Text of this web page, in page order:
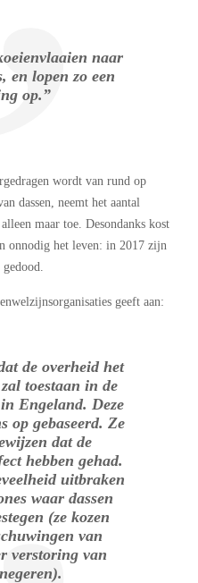
naar
en lopen zo een
op.”
wordt van rund op
dassen, neemt het aantal
maar toe. Desondanks kost
onnodig het leven: in 2017 zijn
geeft aan:
de overheid het
toestaan in de
Engeland. Deze
op gebaseerd. Ze
dat de
hebben gehad.
uitbraken
waar dassen
(ze kozen
van
verstoring van